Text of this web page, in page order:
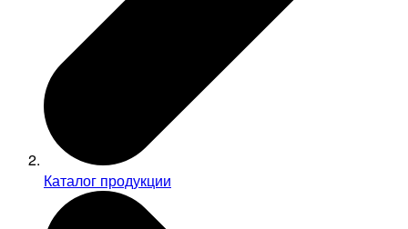
Каталог продукции